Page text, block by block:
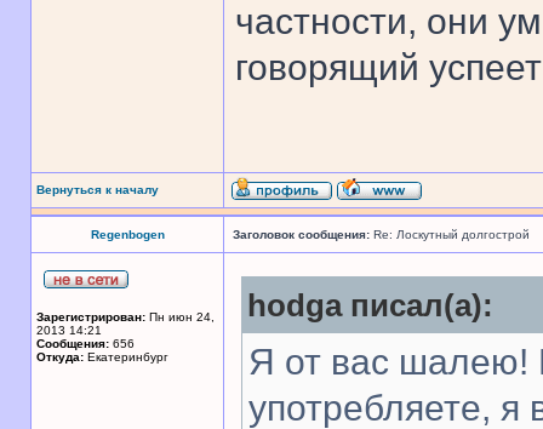
частности, они
говорящий
Вернуться к началу
Regenbogen Заголовок сообщения: Re: Лоскутный долгострой
Зарегистрирован: Пн июн 24,
2013 14:21
Сообщения: 656
Откуда: Екатеринбург
hodga писал(а):
Я от вас шалею!
употребляете, я